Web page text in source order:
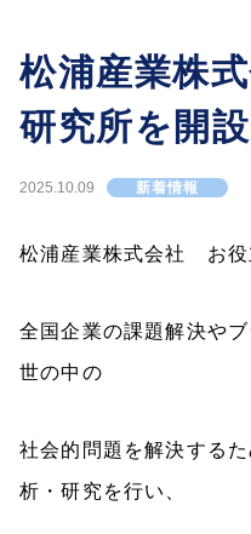
松浦産業のプラ
松浦産業株
研究所を開
2025.10.09 新着情報
松浦産業株式会社 お役
全国企業の課題解決や
世の中の
社会的問題を解決する
析・研究を行い、